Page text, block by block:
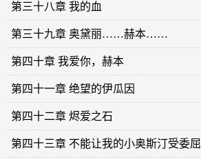
第三十八章 我的血
第三十九章 奥黛丽……赫本……
第四十章 我爱你，赫本
第四十一章 绝望的伊瓜因
第四十二章 烬爱之石
第四十三章 不能让我的小奥斯汀受委屈